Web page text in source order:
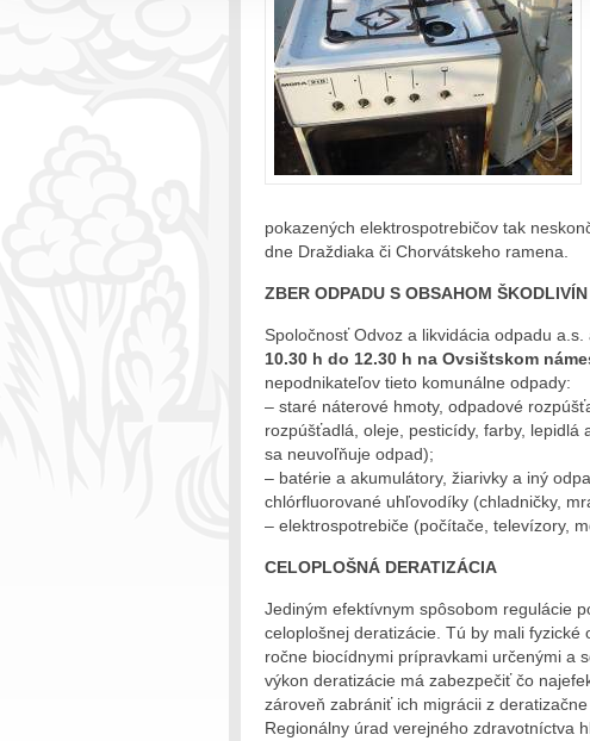
pokazených elektrospotrebičov tak
dne Draždiaka či Chorvátskeho ramena.
ZBER ODPADU S OBSAHOM ŠKODLIVÍN
Spoločnosť Odvoz a likvidácia odpadu
10.30 h do 12.30 h na Ovsištskom
nepodnikateľov tieto komunálne odpady:
– staré náterové hmoty, odpadové
rozpúšťadlá, oleje, pesticídy, farby,
sa neuvoľňuje odpad);
– batérie a akumulátory, žiarivky a iný
chlórfluorované uhľovodíky (chladničky,
– elektrospotrebiče (počítače, televízory,
CELOPLOŠNÁ DERATIZÁCIA
Jediným efektívnym spôsobom regulácie
celoplošnej deratizácie. Tú by mali
ročne biocídnymi prípravkami určenými a
výkon deratizácie má zabezpečiť čo
zároveň zabrániť ich migrácii z
Regionálny úrad verejného zdravotníctva